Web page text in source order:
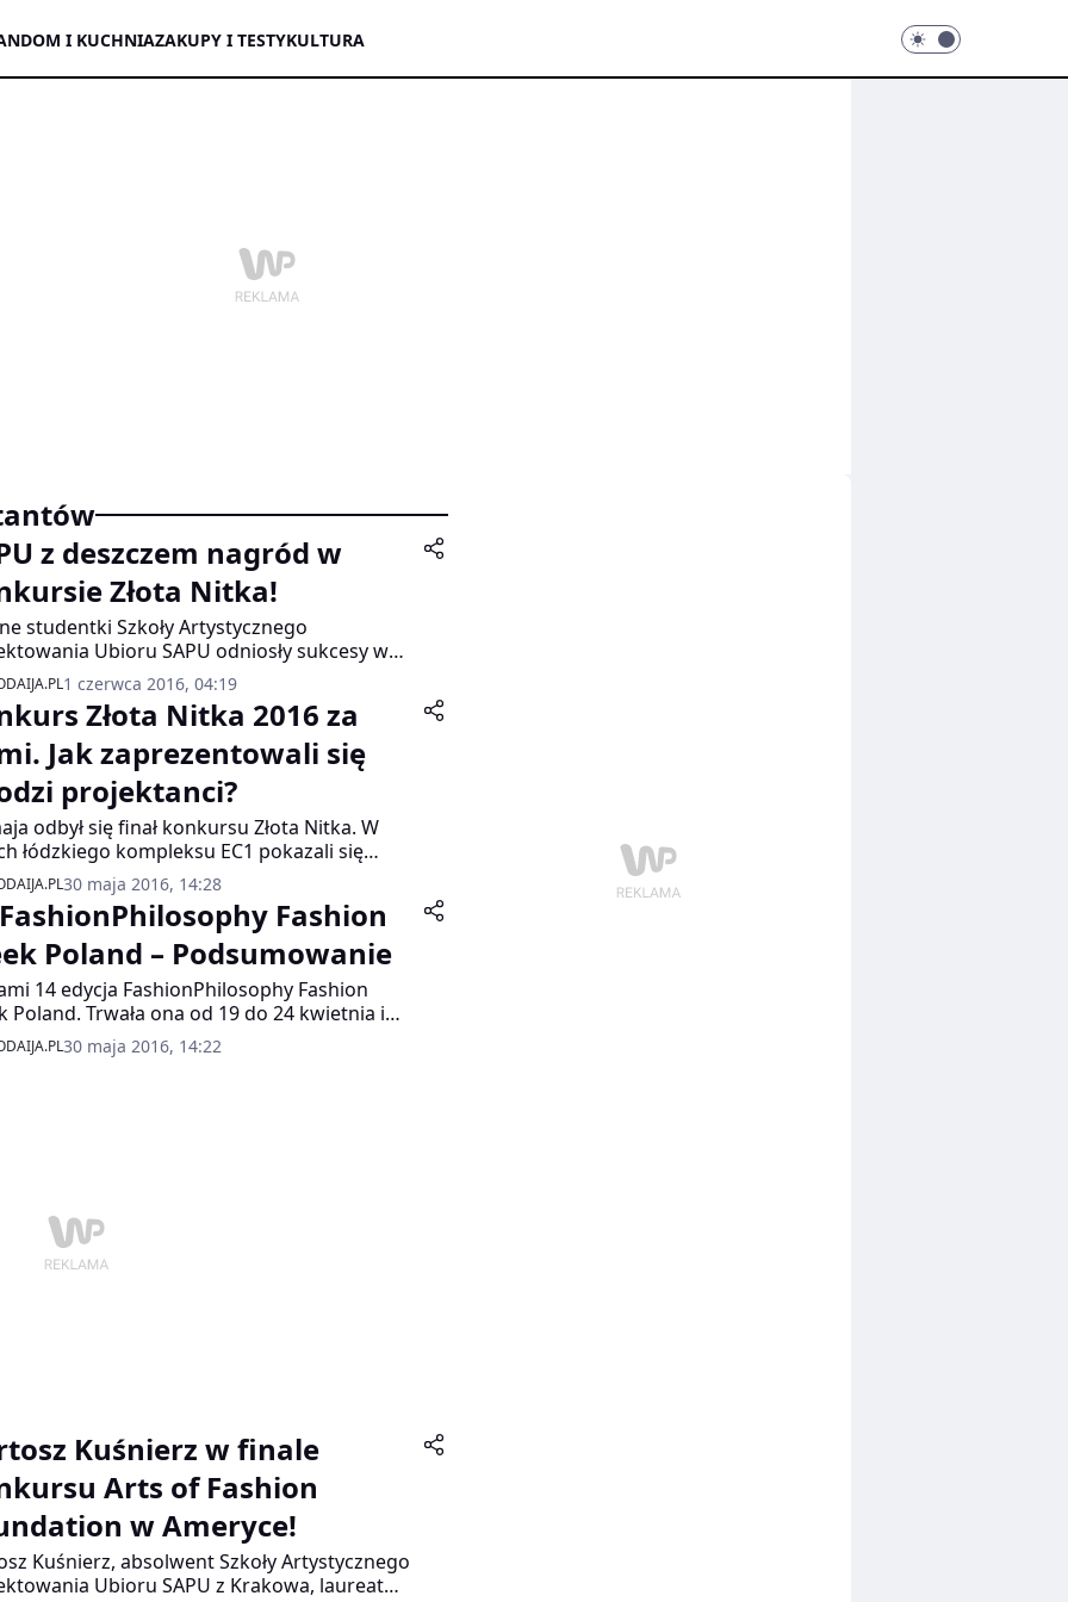
DOM I KUCHNIAZAKUPY I TESTYKULTURA
z deszczem nagród w
Złota Nitka!
studentki Szkoły Artystycznego
Ubioru SAPU odniosły sukcesy w
konkursie dla projektantów
Złota Nitka 2016. Nagrody otrzymały Anna
Kuczera, Dagmara Stawiarska i Viola
Gratulujemy!
1 czerwca 2016, 04:19
Złota Nitka 2016 za
Jak zaprezentowali się
projektanci?
odbył się finał konkursu Złota Nitka. W
łódzkiego kompleksu EC1 pokazali się
projektanci, którzy stawiają dzięki
plebiscytowi pierwsze kroki w
świecie mody.
30 maja 2016, 14:28
Fashion
Poland – Podsumowanie
14 edycja FashionPhilosophy Fashion
Poland. Trwała ona od 19 do 24 kwietnia i
się na terenach Expo w Łodzi. Na łódzkim
zaprezentowano 34 kolekcje na sezon
30 maja 2016, 14:22
Kuśnierz w finale
Arts of Fashion
w Ameryce!
Kuśnierz, absolwent Szkoły Artystycznego
Ubioru SAPU z Krakowa, laureat